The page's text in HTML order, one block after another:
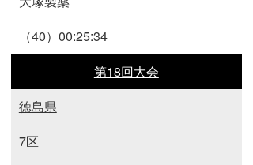
（40）00:25:34
第18回大会
徳島県
7区